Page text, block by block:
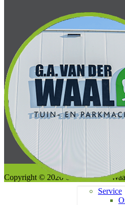
Service
Copyright © 2026 G. A. van der